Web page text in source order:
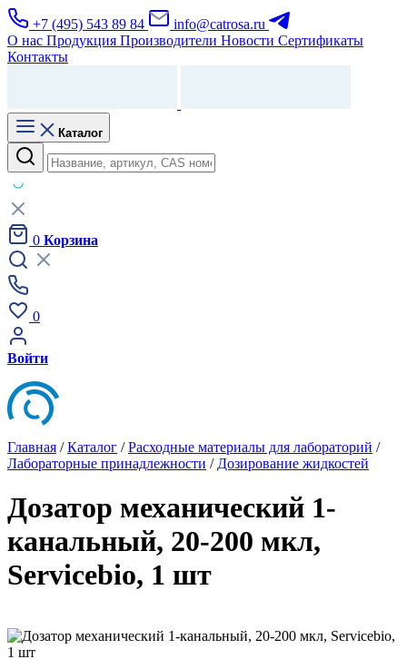
+7 (495) 543 89 84
info@catrosa.ru
О нас Продукция Производители Новости Сертификаты
Контакты
Каталог
0 Корзина
0
Войти
Главная /Каталог /Расходные материалы для лабораторий /
Лабораторные принадлежности / Дозирование жидкостей
Дозатор механический 1-
канальный, 20-200 мкл,
Servicebio, 1 шт